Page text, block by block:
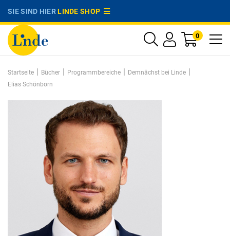
SIE SIND HIERLINDE SHOP
0
Startseite | Bücher | Programmbereiche | Demnächst bei Linde |
Elias Schönborn